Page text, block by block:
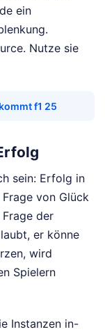
ein
Nutze sie
f1 25
sein: Erfolg in
von Glück
der
er könne
wird
Spielern
Instanzen in-